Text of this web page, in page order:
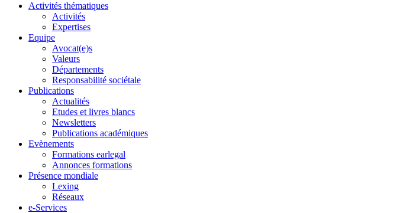
Activités thématiques
Activités
Expertises
Equipe
Avocat(e)s
Valeurs
Départements
Responsabilité sociétale
Publications
Actualités
Etudes et livres blancs
Newsletters
Publications académiques
Evènements
Formations earlegal
Annonces formations
Présence mondiale
Lexing
Réseaux
e-Services